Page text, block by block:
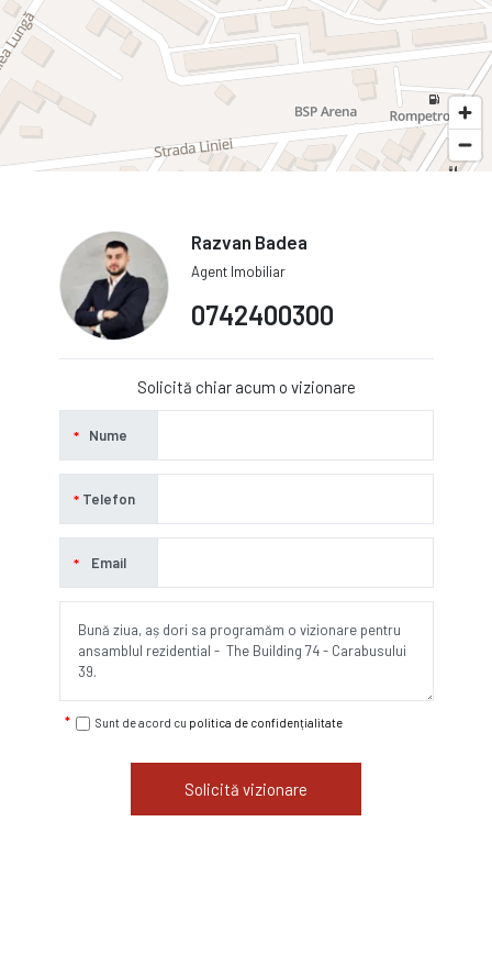
Razvan Badea
Agent Imobiliar
0742400300
Solicită chiar acum o vizionare
Nume
Telefon
Email
Sunt de acord cu politica de confidențialitate
Solicită vizionare